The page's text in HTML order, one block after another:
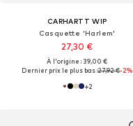
CARHARTT WIP
Casquette 'Harlem'
27,30 €
À l'origine : 39,00 €
Dernier prix le plus bas :27,92 €-2%
+2